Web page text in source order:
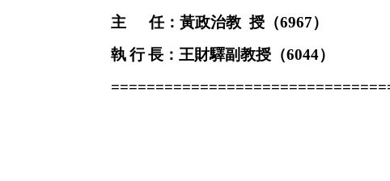
主
任：黃政治教 授（6967）
執行長：王財驛副教授（6044）